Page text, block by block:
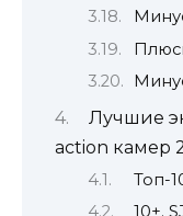
Лучшие
action камер
Топ-